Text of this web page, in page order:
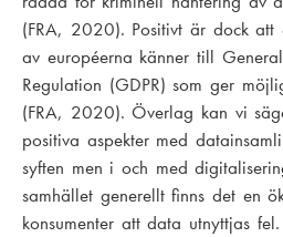
(FRA, 2020). Positivt är dock
av européerna känner till
Regulation (GDPR) som ger
(FRA, 2020). Överlag kan vi
positiva aspekter med
syften men i och med
samhället generellt finns det en
konsumenter att data utnyttjas fel.